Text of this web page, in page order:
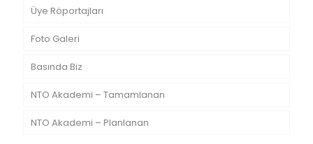
Üye Röportajları
Foto Galeri
Basında Biz
NTO Akademi – Tamamlanan
NTO Akademi – Planlanan